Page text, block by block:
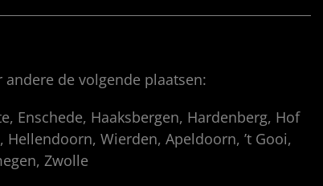
de volgende plaatsen:
Enschede, Haaksbergen, Hardenberg, Hof
Wierden, Apeldoorn, ’t Gooi,
Zwolle